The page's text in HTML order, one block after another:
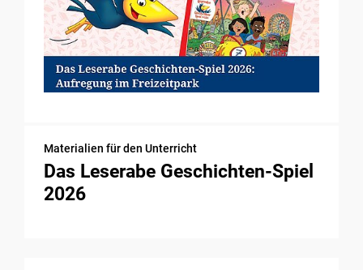
Materialien für den Unterricht
Das Leserabe Geschichten-Spiel
2026